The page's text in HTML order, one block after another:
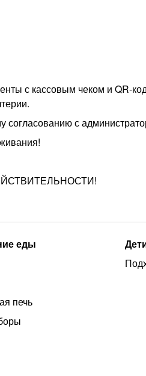
с кассовым чеком и QR-
согласованию с
еды
печь